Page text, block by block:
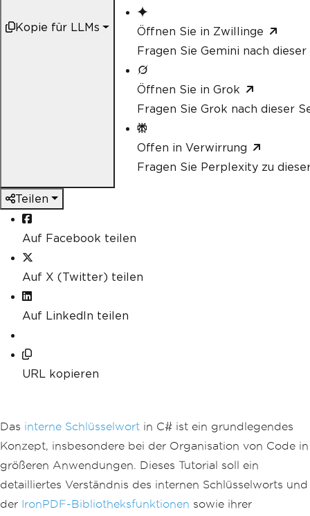
Kopie für LLMs
Öffnen Sie in Zwillinge
Fragen Sie Gemini nach
Öffnen Sie in Grok
Fragen Sie Grok nach dieser
Offen in Verwirrung
Fragen Sie Perplexity zu
Teilen
Auf Facebook teilen
Auf X (Twitter) teilen
Auf LinkedIn teilen
URL kopieren
Das interne Schlüsselwort in C# ist ein grundlegendes
Konzept, insbesondere bei der Organisation von Code in
größeren Anwendungen. Dieses Tutorial soll ein
detailliertes Verständnis des internen Schlüsselworts und
der IronPDF-Bibliotheksfunktionen sowie ihrer